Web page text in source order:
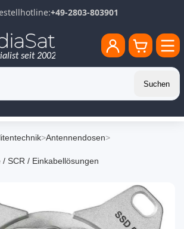
+49-2803-803901
Suchen
>Antennendosen>
SCR / Einkabellösungen